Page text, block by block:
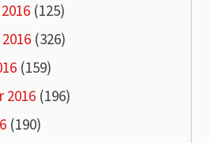
(125)
(326)
(159)
2016 (196)
(190)